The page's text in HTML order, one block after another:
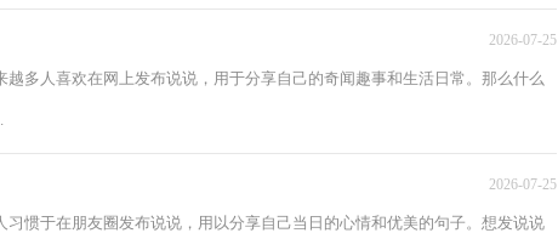
2026-07-25
多人喜欢在网上发布说说，用于分享自己的奇闻趣事和生活日常。那么什么
2026-07-25
惯于在朋友圈发布说说，用以分享自己当日的心情和优美的句子。想发说说